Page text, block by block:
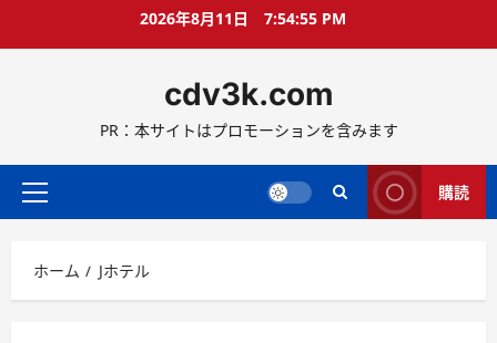
ス
ッ
2026年8月11日 7:54:56 PM
cdv3k.com
PR：本サイトはプロモーションを含みます
メ
メ
ニ
購読
ホーム Jホテル